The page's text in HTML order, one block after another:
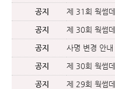
공지 제 31회 웍썸
공지 제 30회 웍썸
공지 사명 변경 안내
공지 제 30회 웍썸
공지 제 29회 웍썸